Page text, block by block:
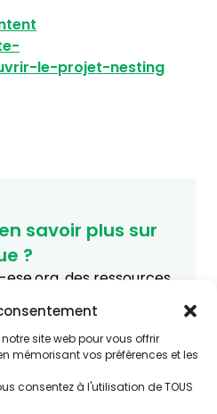
site web pour vous offrir
mémorisant vos préférences et les
consentez à l'utilisation de TOUS
le-projet-nesting
savoir plus sur
?
des ressources
et promotion de la